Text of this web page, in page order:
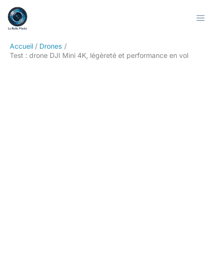
contenu
Accueil
Drones
Test : drone DJI Mini 4K, légèreté et performance en vol
Rechercher